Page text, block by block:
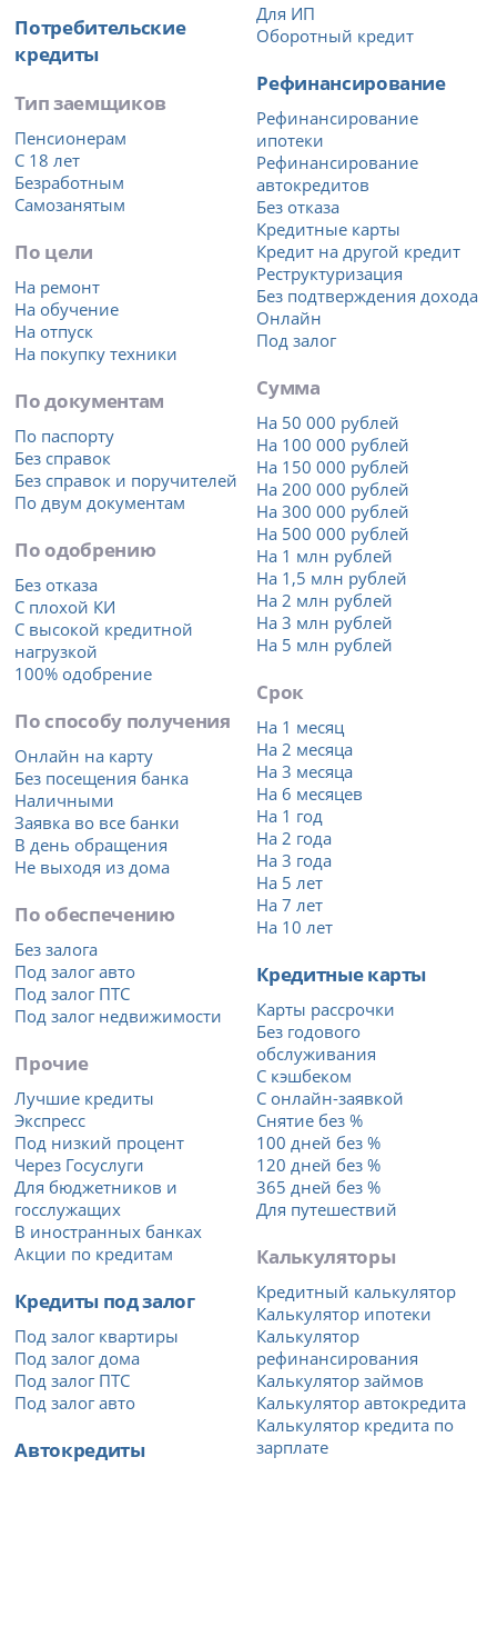
Потребительские
кредиты
Тип заемщиков
Пенсионерам
С 18 лет
Безработным
Самозанятым
По цели
На ремонт
На обучение
На отпуск
На покупку техники
По документам
По паспорту
Без справок
Без справок и поручителей
По двум документам
По одобрению
Без отказа
С плохой КИ
С высокой кредитной
нагрузкой
100% одобрение
По способу получения
Онлайн на карту
Без посещения банка
Наличными
Заявка во все банки
В день обращения
Не выходя из дома
По обеспечению
Без залога
Под залог авто
Под залог ПТС
Под залог недвижимости
Прочие
Лучшие кредиты
Экспресс
Под низкий процент
Через Госуслуги
Для бюджетников и
госслужащих
В иностранных банках
Акции по кредитам
Кредиты под залог
Под залог квартиры
Под залог дома
Под залог ПТС
Под залог авто
Автокредиты
Для ИП
Оборотный кредит
Рефинансирование
Рефинансирование
ипотеки
Рефинансирование
автокредитов
Без отказа
Кредитные карты
Кредит на другой кредит
Реструктуризация
Без подтверждения дохода
Онлайн
Под залог
Сумма
На 50 000 рублей
На 100 000 рублей
На 150 000 рублей
На 200 000 рублей
На 300 000 рублей
На 500 000 рублей
На 1 млн рублей
На 1,5 млн рублей
На 2 млн рублей
На 3 млн рублей
На 5 млн рублей
Срок
На 1 месяц
На 2 месяца
На 3 месяца
На 6 месяцев
На 1 год
На 2 года
На 3 года
На 5 лет
На 7 лет
На 10 лет
Кредитные карты
Карты рассрочки
Без годового
обслуживания
С кэшбеком
С онлайн-заявкой
Снятие без %
100 дней без %
120 дней без %
365 дней без %
Для путешествий
Калькуляторы
Кредитный калькулятор
Калькулятор ипотеки
Калькулятор
рефинансирования
Калькулятор займов
Калькулятор автокредита
Калькулятор кредита по
зарплате